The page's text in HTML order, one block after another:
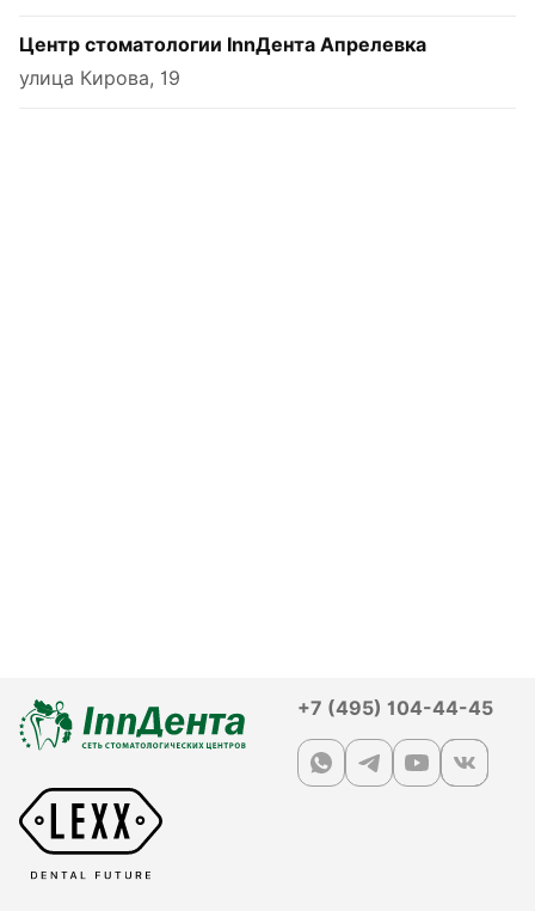
Центр стоматологии InnДента Апрелевка
улица Кирова, 19
+7 (495) 104-44-45